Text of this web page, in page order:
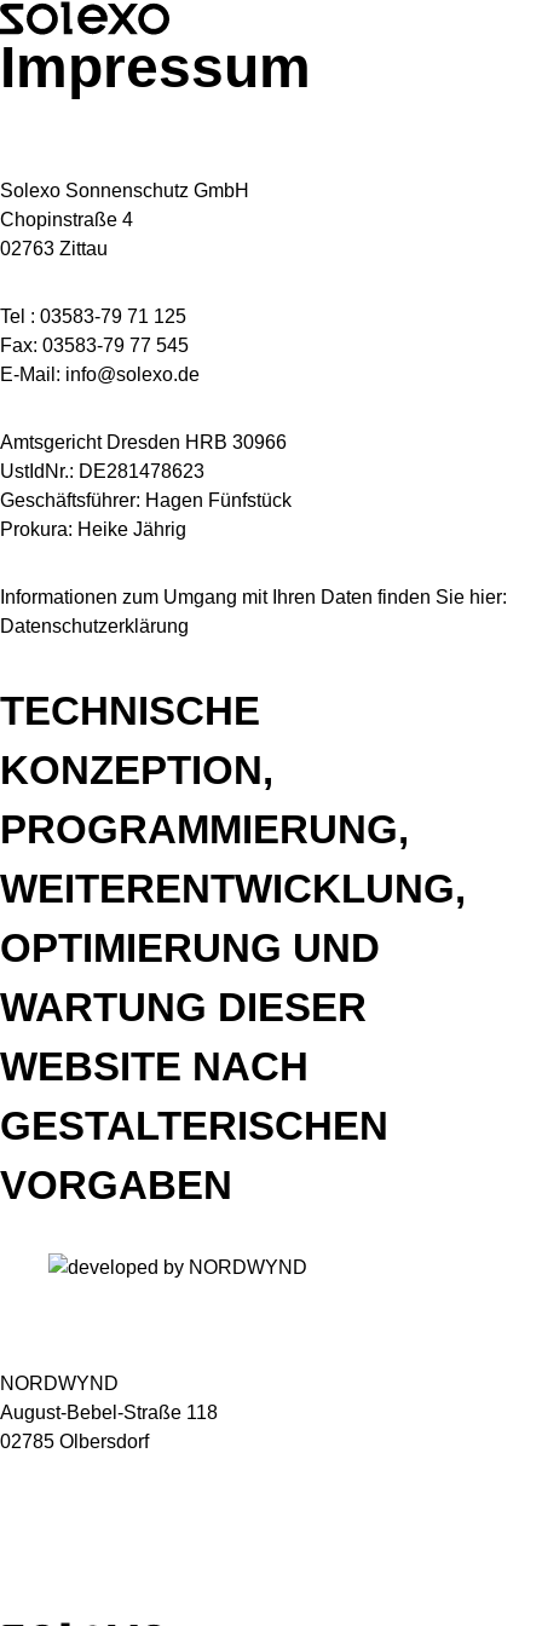
Impressum
Solexo Sonnenschutz GmbH
Chopinstraße 4
02763 Zittau
Tel : 03583-79 71 125
Fax: 03583-79 77 545
E-Mail: info@solexo.de
Amtsgericht Dresden HRB 30966
UstIdNr.: DE281478623
Geschäftsführer: Hagen Fünfstück
Prokura: Heike Jährig
Informationen zum Umgang mit Ihren Daten finden Sie hier:
Datenschutzerklärung
TECHNISCHE
KONZEPTION,
PROGRAMMIERUNG,
WEITERENTWICKLUNG,
OPTIMIERUNG UND
WARTUNG DIESER
WEBSITE NACH
GESTALTERISCHEN
VORGABEN
NORDWYND
August-Bebel-Straße 118
02785 Olbersdorf